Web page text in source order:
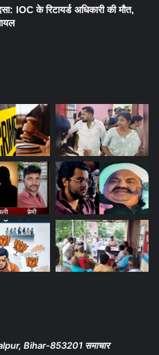
IOC के रिटायर्ड अधिकारी की मौत,
Bihar-853201 समाचार